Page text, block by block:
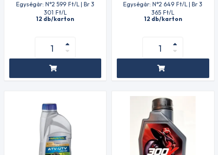
Egységár: N°2 599 Ft/L | Br 3
301 Ft/L
12 db/karton
Egységár: N°2 649 Ft/L | Br 3
365 Ft/L
12 db/karton